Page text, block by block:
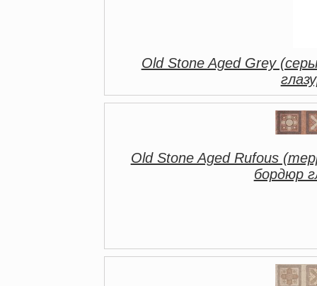
Old Stone Aged Grey
Old Stone Aged Rufous
бордюр